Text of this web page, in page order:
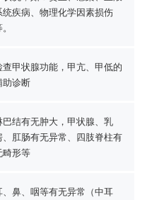
统疾病、物理化学因素损伤
查甲状腺功能，甲亢、甲低的
助诊断
巴结有无肿大，甲状腺、乳
、肛肠有无异常、四肢脊柱有
畸形等
、鼻、咽等有无异常（中耳